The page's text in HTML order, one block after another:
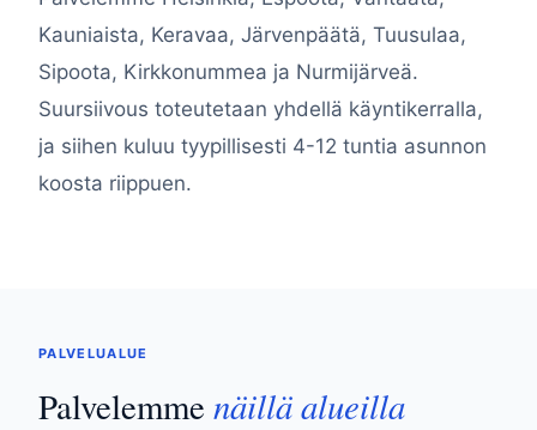
Kauniaista, Keravaa, Järvenpäätä, Tuusulaa,
Sipoota, Kirkkonummea ja Nurmijärveä.
Suursiivous toteutetaan yhdellä käyntikerralla,
ja siihen kuluu tyypillisesti 4-12 tuntia asunnon
koosta riippuen.
PALVELUALUE
Palvelemme näillä alueilla